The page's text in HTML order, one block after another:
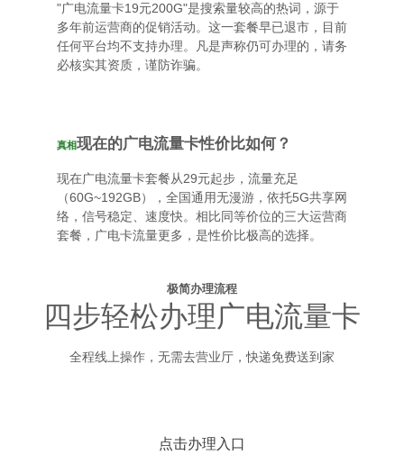
"广电流量卡19元200G"是搜索量较高的热词，源于
多年前运营商的促销活动。这一套餐早已退市，目前
任何平台均不支持办理。凡是声称仍可办理的，请务
必核实其资质，谨防诈骗。
真相现在的广电流量卡性价比如何？
现在广电流量卡套餐从29元起步，流量充足
（60G~192GB），全国通用无漫游，依托5G共享网
络，信号稳定、速度快。相比同等价位的三大运营商
套餐，广电卡流量更多，是性价比极高的选择。
极简办理流程
四步轻松办理广电流量卡
全程线上操作，无需去营业厅，快递免费送到家
点击办理入口